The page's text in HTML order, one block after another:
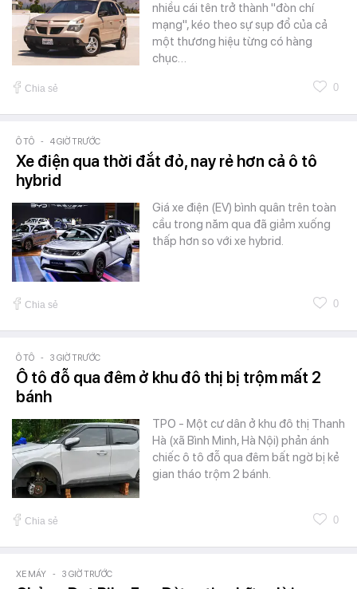
nhiều cái tên trở thành "đòn chí
mạng", kéo theo sự sụp đổ của cả
một thương hiệu từng có hàng
chục…
Chia sẻ 0
Ô TÔ - 4 GIỜ TRƯỚC
Xe điện qua thời đắt đỏ, nay rẻ hơn cả ô tô
hybrid
Giá xe điện (EV) bình quân trên toàn
cầu trong năm qua đã giảm xuống
thấp hơn so với xe hybrid.
Chia sẻ 0
Ô TÔ - 3 GIỜ TRƯỚC
Ô tô đỗ qua đêm ở khu đô thị bị trộm mất 2
bánh
TPO - Một cư dân ở khu đô thị Thanh
Hà (xã Bình Minh, Hà Nội) phản ánh
chiếc ô tô đỗ qua đêm bất ngờ bị kẻ
gian tháo trộm 2 bánh.
Chia sẻ 0
XE MÁY - 3 GIỜ TRƯỚC